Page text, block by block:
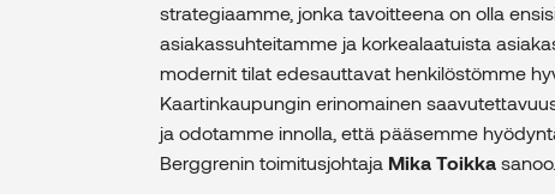
strategiaamme, jonka tavoitteena on olla
asiakassuhteitamme ja korkealaatuista
modernit tilat edesauttavat henkilöstömme
Kaartinkaupungin erinomainen
ja odotamme innolla, että pääsemme
Berggrenin toimitusjohtaja Mika Toikka sanoo.